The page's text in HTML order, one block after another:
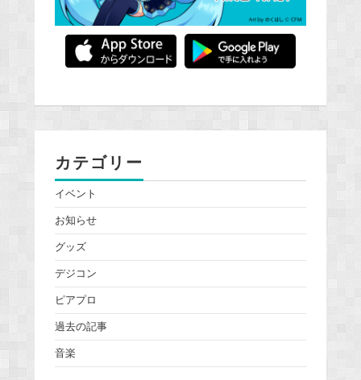
カテゴリー
イベント
お知らせ
グッズ
デジコン
ピアプロ
過去の記事
音楽